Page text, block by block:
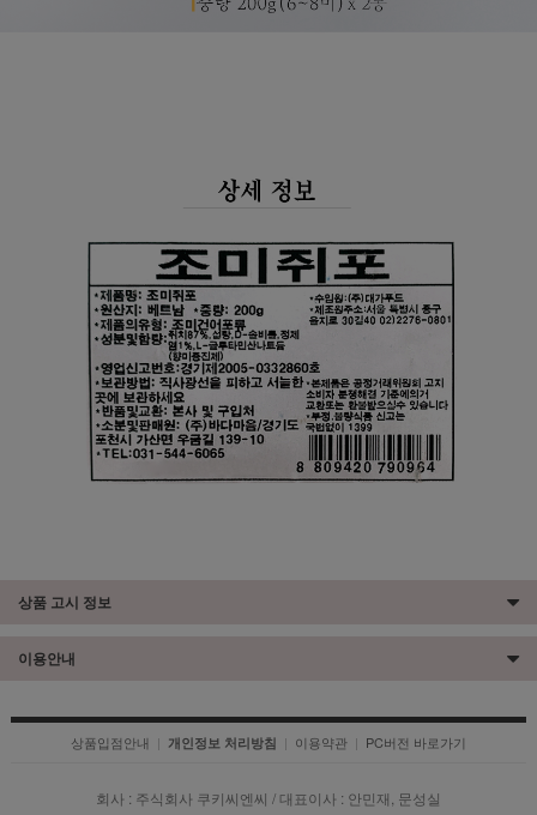
상품 고시 정보
이용안내
상품입점안내 | 개인정보 처리방침 | 이용약관 | PC버전 바로가기
회사 : 주식회사 쿠키씨엔씨 / 대표이사 : 안민재, 문성실